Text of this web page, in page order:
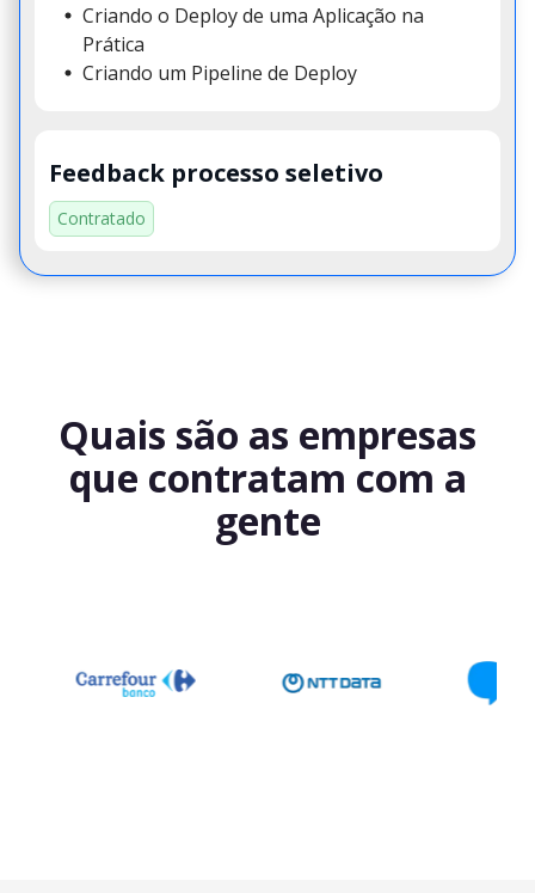
Criando o Deploy de uma Aplicação na
Prática
Criando um Pipeline de Deploy
Feedback processo seletivo
Contratado
Quais são as empresas
que contratam com a
gente